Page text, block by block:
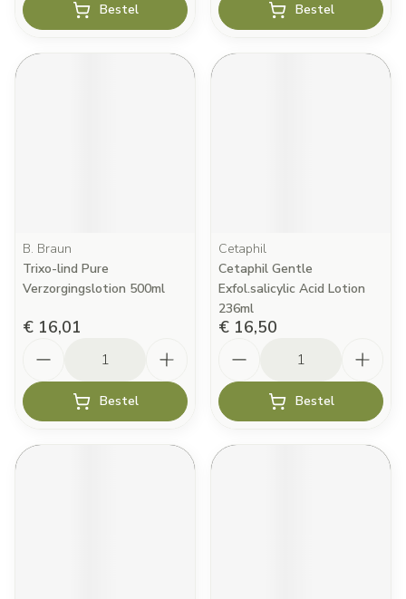
Bestel Bestel
B. Braun
Trixo-lind Pure
Verzorgingslotion 500ml
€ 16,01
Bestel
Cetaphil
Cetaphil Gentle
Exfol.salicylic Acid Lotion
236ml
€ 16,50
Bestel